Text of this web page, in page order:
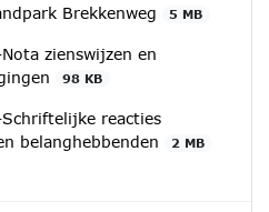
Brekkenweg
5 MB
zienswijzen en
98 KB
reacties
belanghebbenden
2 MB